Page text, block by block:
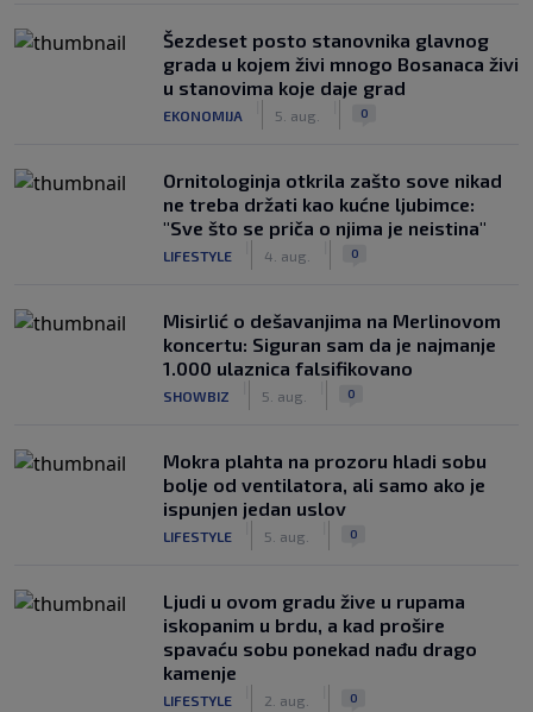
Šezdeset posto stanovnika glavnog
grada u kojem živi mnogo Bosanaca živi
u stanovima koje daje grad
EKONOMIJA 5. aug. 0
Ornitologinja otkrila zašto sove nikad
ne treba držati kao kućne ljubimce:
"Sve što se priča o njima je neistina"
LIFESTYLE 4. aug. 0
Misirlić o dešavanjima na Merlinovom
koncertu: Siguran sam da je najmanje
1.000 ulaznica falsifikovano
SHOWBIZ 5. aug. 0
Mokra plahta na prozoru hladi sobu
bolje od ventilatora, ali samo ako je
ispunjen jedan uslov
LIFESTYLE 5. aug. 0
Ljudi u ovom gradu žive u rupama
iskopanim u brdu, a kad prošire
spavaću sobu ponekad nađu drago
kamenje
LIFESTYLE 2. aug. 0